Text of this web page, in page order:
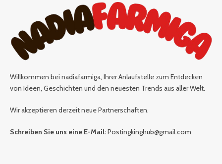
Willkommen bei nadiafarmiga, Ihrer Anlaufstelle zum Entdecken
von Ideen, Geschichten und den neuesten Trends aus aller Welt.
Wir akzeptieren derzeit neue Partnerschaften.
Schreiben Sie uns eine E-Mail:Postingkinghub@gmail.com